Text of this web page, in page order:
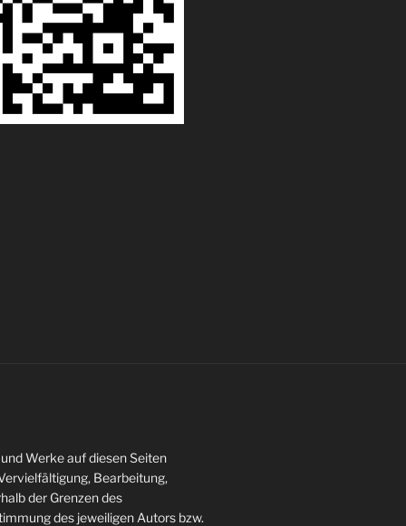
Werke auf diesen Seiten
Bearbeitung,
der Grenzen des
des jeweiligen Autors bzw.